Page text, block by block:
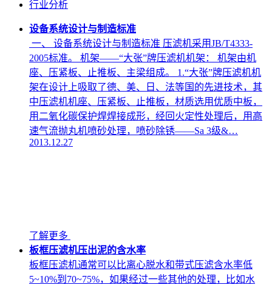
行业分析
设备系统设计与制造标准
一、 设备系统设计与制造标准 压滤机采用JB/T4333-
2005标准。 机架——“大张”牌压滤机机架： 机架由机
座、压紧板、止推板、主梁组成。 1.“大张”牌压滤机机
架在设计上吸取了德、美、日、法等国的先进技术，其
中压滤机机座、压紧板、止推板，材质选用优质中板，
用二氧化碳保护焊焊接成形，经回火定性处理后，用高
速气流抛丸机喷砂处理，喷砂除锈——Sa 3级&…
2013.12.27
了解更多
板框压滤机压出泥的含水率
板框压滤机通常可以比离心脱水和带式压滤含水率低
5~10%到70~75%，如果经过一些其他的处理，比如水